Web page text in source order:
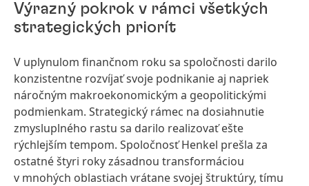
Výrazný pokrok v rámci všetkých
strategických priorít
V uplynulom finančnom roku sa spoločnosti darilo
konzistentne rozvíjať svoje podnikanie aj napriek
náročným makroekonomickým a geopolitickými
podmienkam. Strategický rámec na dosiahnutie
zmysluplného rastu sa darilo realizovať ešte
rýchlejším tempom. Spoločnosť Henkel prešla za
ostatné štyri roky zásadnou transformáciou
v mnohých oblastiach vrátane svojej štruktúry, tímu